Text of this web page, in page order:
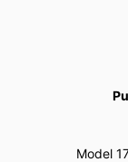
Model